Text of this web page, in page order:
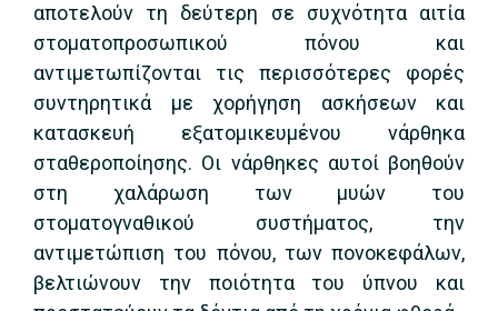
αποτελούν τη δεύτερη σε συχνότητα αιτία
στοματοπροσωπικού πόνου και
αντιμετωπίζονται τις περισσότερες φορές
συντηρητικά με χορήγηση ασκήσεων και
κατασκευή εξατομικευμένου νάρθηκα
σταθεροποίησης. Οι νάρθηκες αυτοί βοηθούν
στη χαλάρωση των μυών του
στοματογναθικού συστήματος, την
αντιμετώπιση του πόνου, των πονοκεφάλων,
βελτιώνουν την ποιότητα του ύπνου και